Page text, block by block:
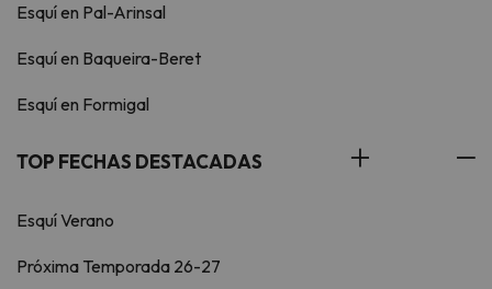
Esquí en Pal-Arinsal
Esquí en Baqueira-Beret
Esquí en Formigal
TOP FECHAS DESTACADAS
Esquí Verano
Próxima Temporada 26-27